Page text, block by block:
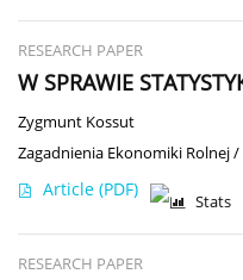
RESEARCH PAPER
W SPRAWIE
Zygmunt Kossut
Zagadnienia Ekonomiki Rolnej
Article (PDF)
Stats
RESEARCH PAPER